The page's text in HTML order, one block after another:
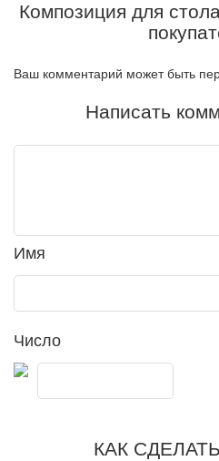
Композиция для
Ваш комментарий может быть
Написать
Имя
Число
КАК